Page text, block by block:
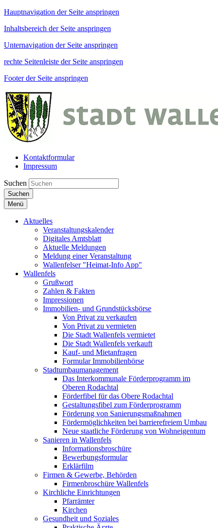
Hauptnavigation der Seite anspringen
Inhaltsbereich der Seite anspringen
Unternavigation der Seite anspringen
rechte Seitenleiste der Seite anspringen
Footer der Seite anspringen
Kontaktformular
Impressum
Suchen
Suchen
Menü
Aktuelles
Veranstaltungskalender
Digitales Amtsblatt
Aktuelle Meldungen
Meldung einer Veranstaltung
Wallenfelser "Heimat-Info App"
Wallenfels
Grußwort
Zahlen & Fakten
Impressionen
Immobilien- und Grundstücksbörse
Von Privat zu verkaufen
Von Privat zu vermieten
Die Stadt Wallenfels vermietet
Die Stadt Wallenfels verkauft
Kauf- und Mietanfragen
Formular Immobilienbörse
Stadtumbaumanagement
Das Interkommunale Förderprogramm im
Oberen Rodachtal
Förderfibel für das Obere Rodachtal
Gestaltungsfibel zum Förderprogramm
Förderung von Sanierungsmaßnahmen
Fördermöglichkeiten bei barrierefreiem Umbau
Neue staatliche Förderung von Wohneigentum
Sanieren in Wallenfels
Informationsbroschüre
Bewerbungsformular
Erklärfilm
Firmen & Gewerbe, Behörden
Firmenbroschüre Wallenfels
Kirchliche Einrichtungen
Pfarrämter
Kirchen
Gesundheit und Soziales